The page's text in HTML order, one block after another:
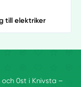
till elektriker
0st i Knivsta –